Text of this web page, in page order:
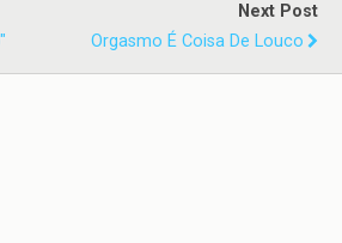
Next Post
Orgasmo É Coisa De Louco